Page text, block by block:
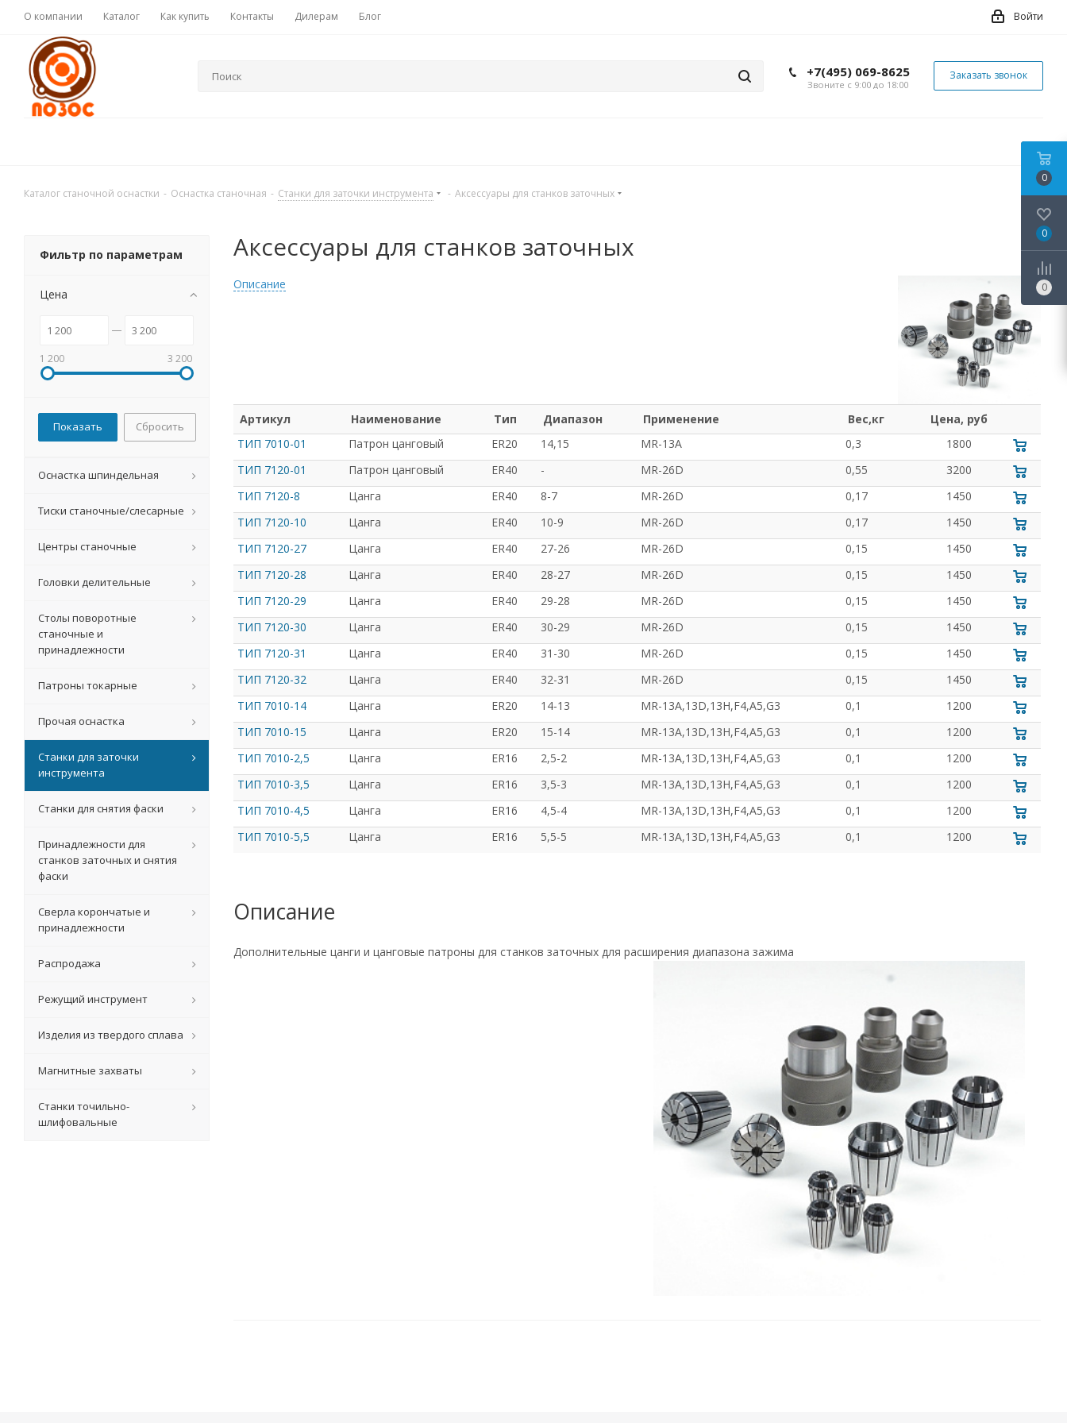
О компании Каталог Как купить Контакты Дилерам Блог Войти
+7(495) 069-8625
Звоните с 9:00 до 18:00
Заказать звонок
Каталог станочной оснастки - Оснастка станочная - Станки для заточки инструмента - Аксессуары для станков заточных
Аксессуары для станков заточных
Описание
Артикул Наименование Тип Диапазон Применение Вес,кг
Цена, руб
ТИП 7010-01
Патрон цанговый ER20 14,15 MR-13A 0,3
1800
ТИП 7120-01
Патрон цанговый ER40 - MR-26D 0,55
3200
ТИП 7120-8
Цанга ER40 8-7 MR-26D 0,17
1450
ТИП 7120-10
Цанга ER40 10-9 MR-26D 0,17
1450
ТИП 7120-27
Цанга ER40 27-26 MR-26D 0,15
1450
ТИП 7120-28
Цанга ER40 28-27 MR-26D 0,15
1450
ТИП 7120-29
Цанга ER40 29-28 MR-26D 0,15
1450
ТИП 7120-30
Цанга ER40 30-29 MR-26D 0,15
1450
ТИП 7120-31
Цанга ER40 31-30 MR-26D 0,15
1450
ТИП 7120-32
Цанга ER40 32-31 MR-26D 0,15
1450
ТИП 7010-14
Цанга ER20 14-13 MR-13А,13D,13H,F4,A5,G3 0,1
1200
ТИП 7010-15
Цанга ER20 15-14 MR-13А,13D,13H,F4,A5,G3 0,1
1200
ТИП 7010-2,5
Цанга ER16 2,5-2 MR-13А,13D,13H,F4,A5,G3 0,1
1200
ТИП 7010-3,5
Цанга ER16 3,5-3 MR-13А,13D,13H,F4,A5,G3 0,1
1200
ТИП 7010-4,5
Цанга ER16 4,5-4 MR-13А,13D,13H,F4,A5,G3 0,1
1200
ТИП 7010-5,5
Цанга ER16 5,5-5 MR-13А,13D,13H,F4,A5,G3 0,1 1200
Описание
Дополнительные цанги и цанговые патроны для станков заточных для расширения диапазона зажима
Фильтр по параметрам
Цена
1 200 3 200
Сбросить
Оснастка шпиндельная
Тиски станочные/слесарные
Центры станочные
Головки делительные
Столы поворотные
станочные и
принадлежности
Патроны токарные
Прочая оснастка
Станки для заточки
инструмента
Станки для снятия фаски
Принадлежности для
станков заточных и снятия
фаски
Сверла корончатые и
принадлежности
Распродажа
Режущий инструмент
Изделия из твердого сплава
Магнитные захваты
Станки точильно-
шлифовальные
0
0
0